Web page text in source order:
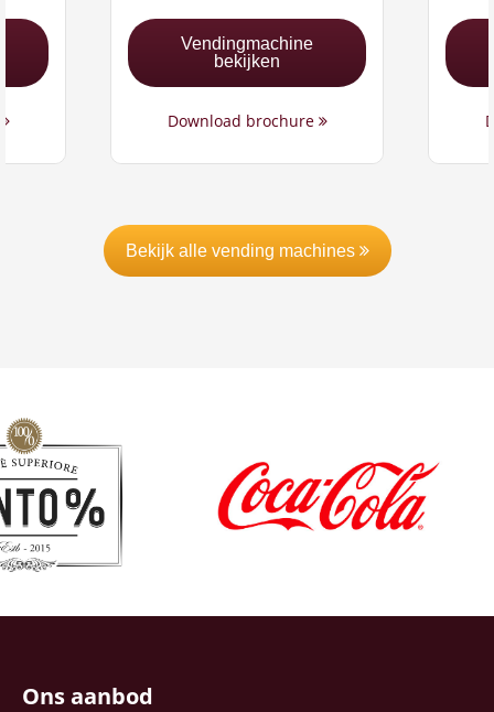
Vendingmachine
bekijken
Download brochure
Bekijk alle vending machines
Ons aanbod